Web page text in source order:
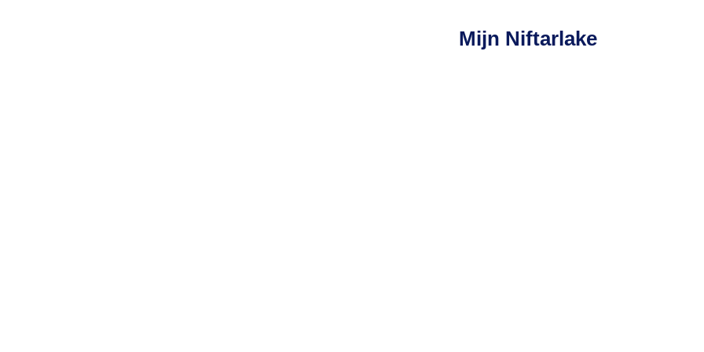
Mijn Niftarlake